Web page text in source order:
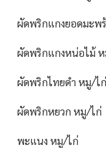
ผัดพริกแกงยอดมะพ
ผัดพริกแกงหน่อไม้
ผัดพริกไทยดำ หมู/ไก่
ผัดพริกหยวก หมู/ไก่
พะแนง หมู/ไก่